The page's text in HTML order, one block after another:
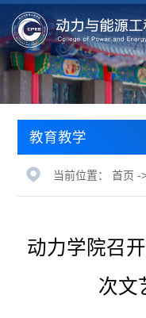
教育教学
当前位置：首页 -
动力学院召
次文